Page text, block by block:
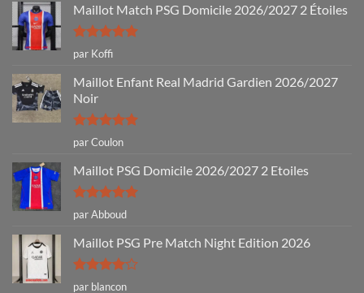
Maillot Match PSG Domicile 2026/2027 2 Étoiles
Note5sur
5
par Koffi
Maillot Enfant Real Madrid Gardien 2026/2027
Noir
Note5sur
5
par Coulon
Maillot PSG Domicile 2026/2027 2 Etoiles
Note5sur
5
par Abboud
Maillot PSG Pre Match Night Edition 2026
Note4
par blancon